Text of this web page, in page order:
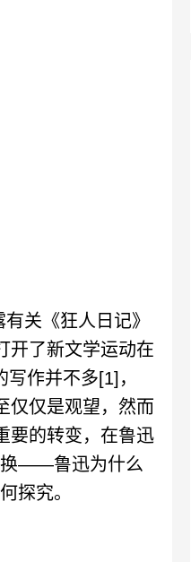
关《狂人日记》
开了新文学运动在
作并不多[1]，
仅仅是观望，然而
要的转变，在鲁迅
换——鲁迅为什么
探究。